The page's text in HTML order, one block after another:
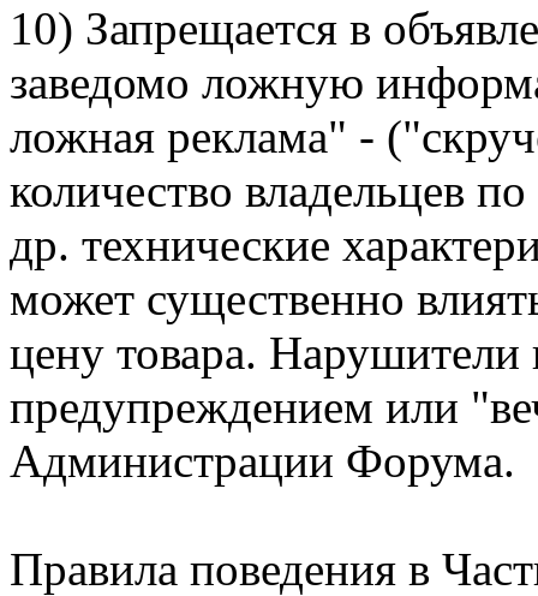
10) Запрещается в
заведомо ложную
ложная реклама" -
количество владельцев
др. технические
может существенно
цену товара. Нарушители
предупреждением или
Администрации Форума.
Правила поведения в